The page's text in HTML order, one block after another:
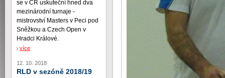
se v ČR uskuteční hned dva
mezinárodní turnaje -
mistrovství Masters v Peci pod
Sněžkou a Czech Open v
Hradci Králové.
více
12. 10. 2018
RLD v sezóně 2018/19